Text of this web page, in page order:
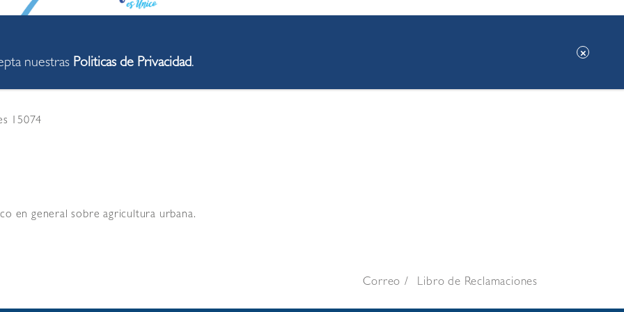
15074
en general sobre agricultura urbana.
Correo Libro de Reclamaciones
nuestras Politicas de Privacidad.